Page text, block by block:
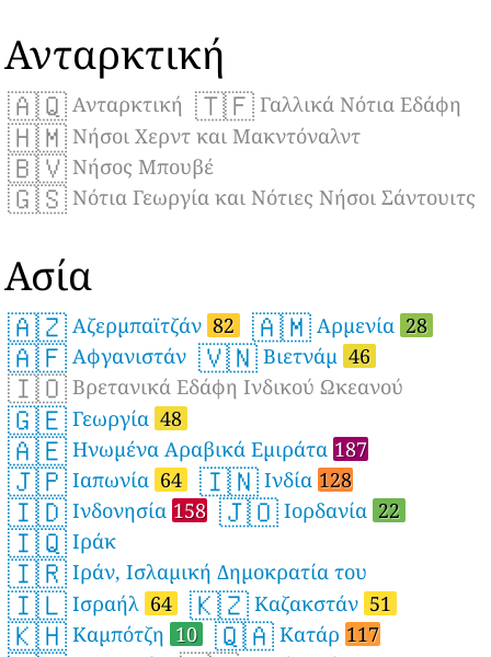
Ανταρκτική
🇦🇶 Ανταρκτική 🇹🇫 Γαλλικά Νότια Εδάφη
🇭🇲 Νήσοι Χερντ και Μακντόναλντ
🇧🇻 Νήσος Μπουβέ
🇬🇸 Νότια Γεωργία και Νότιες Νήσοι Σάντουιτς
Ασία
🇦🇿 Αζερμπαϊτζάν 82 🇦🇲 Αρμενία 28
🇦🇫 Αφγανιστάν 🇻🇳 Βιετνάμ 46
🇮🇴 Βρετανικά Εδάφη Ινδικού Ωκεανού
🇬🇪 Γεωργία 48
🇦🇪 Ηνωμένα Αραβικά Εμιράτα 187
🇯🇵 Ιαπωνία 64 🇮🇳 Ινδία 128
🇮🇩 Ινδονησία 158 🇯🇴 Ιορδανία 22
🇮🇶 Ιράκ
🇮🇷 Ιράν, Ισλαμική Δημοκρατία του
🇮🇱 Ισραήλ 64 🇰🇿 Καζακστάν 51
🇰🇭 Καμπότζη 10 🇶🇦 Κατάρ 117